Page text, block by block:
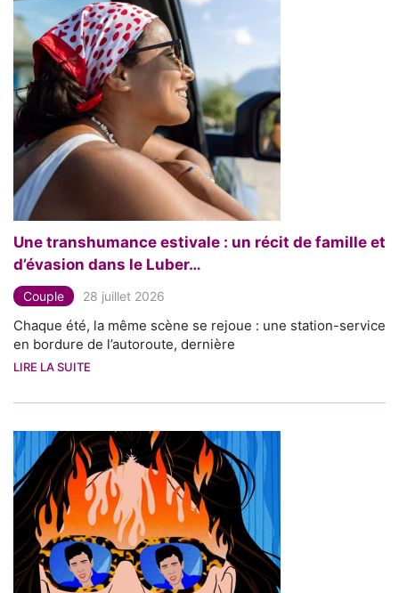
Une transhumance estivale : un récit de famille et
d’évasion dans le Luber…
Couple 28 juillet 2026
Chaque été, la même scène se rejoue : une station-service
en bordure de l’autoroute, dernière
LIRE LA SUITE